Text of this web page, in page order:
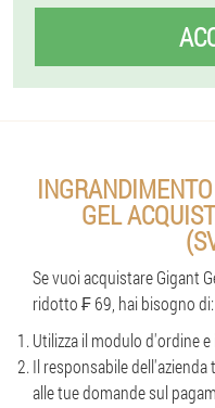
GEL
Se vuoi acquistare Gigant
ridotto ₣ 69, hai bisogno di:
Utilizza il modulo d'ordine
Il responsabile
alle tue domande sul